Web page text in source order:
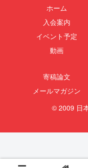
ホーム
入会案内
イベント予定
動画
寄稿論文
メールマガジン
© 2009 日